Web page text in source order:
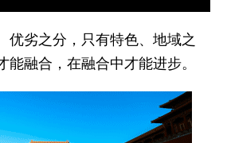
劣之分，只有特色、地域之
能融合，在融合中才能进步。